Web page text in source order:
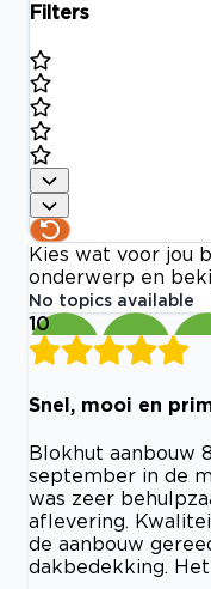
Filters
Kies wat voor jou
onderwerp en
No topics available
10
Snel, mooi en
Blokhut aanbouw
september in de
was zeer
aflevering.
de aanbouw
dakbedekking.